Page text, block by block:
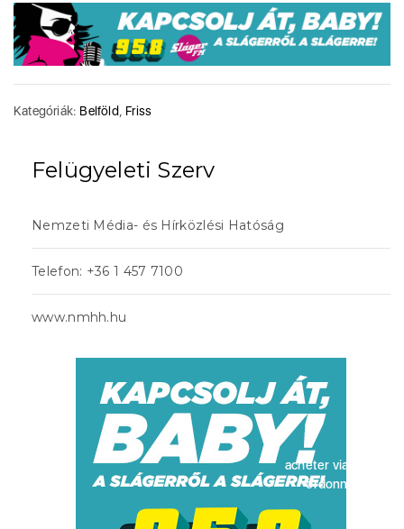
Kategóriák: Belföld Friss
Felügyeleti Szerv
Nemzeti Média- és Hírközlési Hatóság
Telefon: +36 1 457 7100
www.nmhh.hu
acheter viagra sans
ordonnance